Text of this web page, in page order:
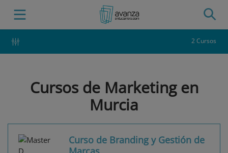
2 Cursos
Cursos de Marketing en
Murcia
Curso de Branding y Gestión de